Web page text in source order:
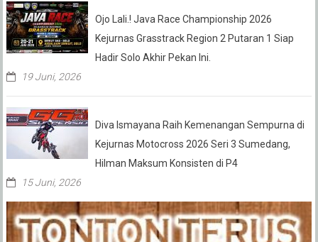
Ojo Lali.! Java Race Championship 2026
Kejurnas Grasstrack Region 2 Putaran 1 Siap
Hadir Solo Akhir Pekan Ini.
19 Juni, 2026
Diva Ismayana Raih Kemenangan Sempurna di
Kejurnas Motocross 2026 Seri 3 Sumedang,
Hilman Maksum Konsisten di P4
15 Juni, 2026